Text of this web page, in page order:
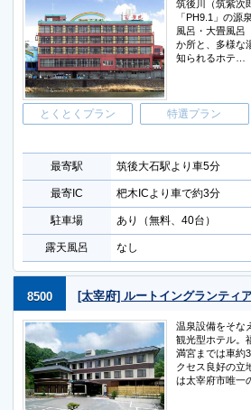
筑後川（筑紫次
「PH9.1」の源
風呂・大畳風呂
か所と、多様な
知られるホテ…
とくとくプラン 特選プラン
最寄駅 筑後大石駅より車5分
最寄IC 杷木ICより車で約3分
駐車場 あり（無料、40台）
露天風呂 なし
8500 [太宰府] ルートイングランティ
温泉設備をそな
観光型ホテル。
満宮までは車約
クセス良好の立
は太宰府市唯一